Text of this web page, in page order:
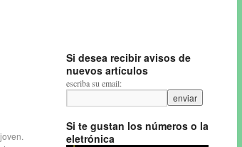
Si desea recibir avisos de
nuevos artículos
escriba su email:
Si te gustan los números o la
eletrónica